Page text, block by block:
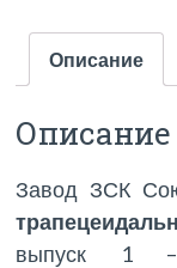
Описание
Описание
Завод ЗСК
выпуск 1 –